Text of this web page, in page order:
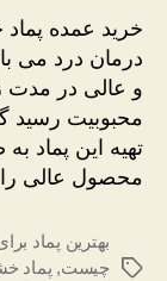
خرید عمده
درمان درد می
و عالی در مدت
محبوبیت رسید
تهیه این پماد
محصول عالی
برچسب‌ها
بهترین پماد
چیست, پماد